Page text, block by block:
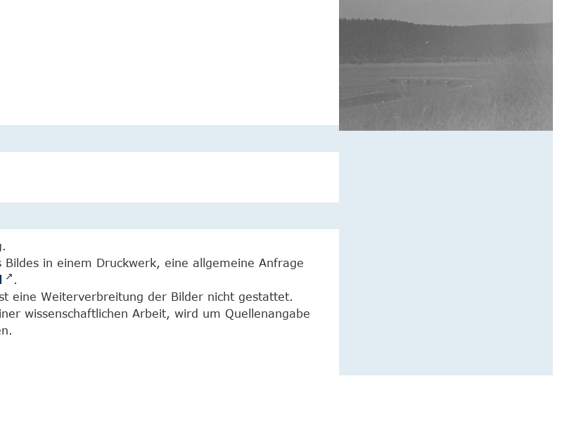
in einem Druckwerk, eine allgemeine Anfrage
.
eine Weiterverbreitung der Bilder nicht gestattet.
wissenschaftlichen Arbeit, wird um Quellenangabe